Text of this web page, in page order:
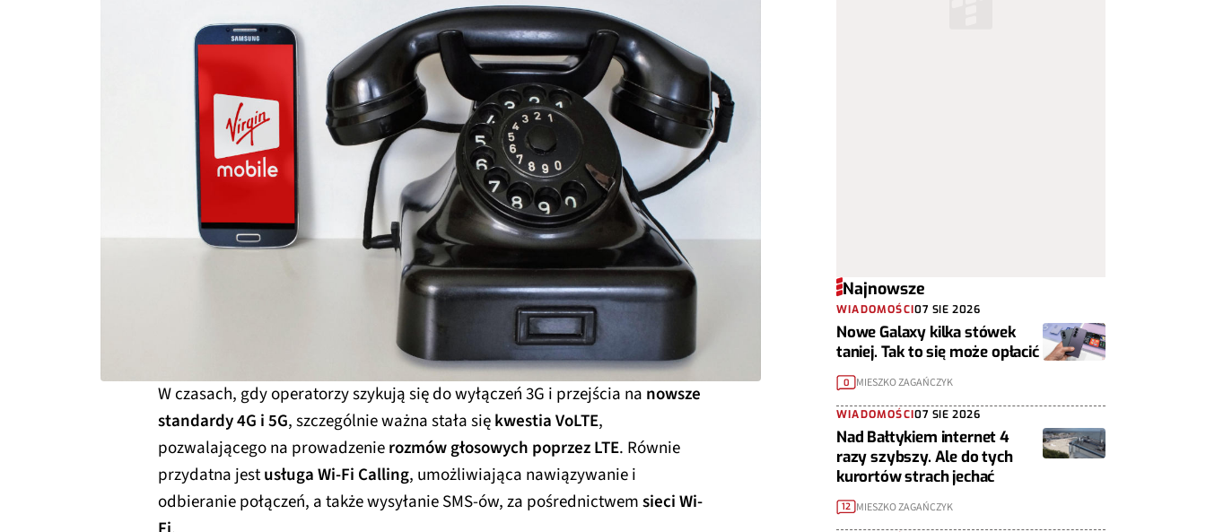
W czasach, gdy operatorzy szykują się do wyłączeń 3G i przejścia na nowsze
standardy 4G i 5G, szczególnie ważna stała siękwestia VoLTE,
pozwalającego na prowadzenierozmów głosowych poprzez LTE. Równie
przydatna jestusługa Wi-Fi Calling, umożliwiająca nawiązywanie i
odbieranie połączeń, a także wysyłanie SMS-ów, za pośrednictwemsieci Wi-
Najnowsze
WIADOMOŚCI07 SIE 2026
Nowe Galaxy kilka stówek
taniej. Tak to się może opłacić
0 MIESZKO ZAGAŃCZYK
WIADOMOŚCI07 SIE 2026
Nad Bałtykiem internet 4
razy szybszy. Ale do tych
kurortów strach jechać
12 MIESZKO ZAGAŃCZYK